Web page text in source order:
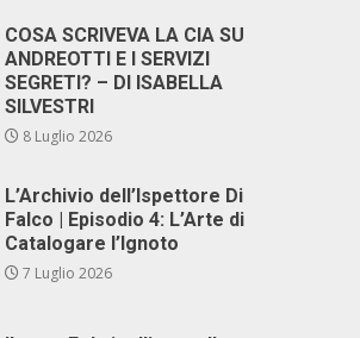
COSA SCRIVEVA LA CIA SU
ANDREOTTI E I SERVIZI
SEGRETI? – DI ISABELLA
SILVESTRI
8 Luglio 2026
L’Archivio dell’Ispettore Di
Falco | Episodio 4: L’Arte di
Catalogare l’Ignoto
7 Luglio 2026